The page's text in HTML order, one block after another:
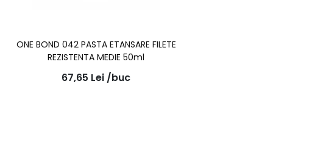
ONE BOND 042 PASTA ETANSARE FILETE
REZISTENTA MEDIE 50ml
67,65 Lei /buc